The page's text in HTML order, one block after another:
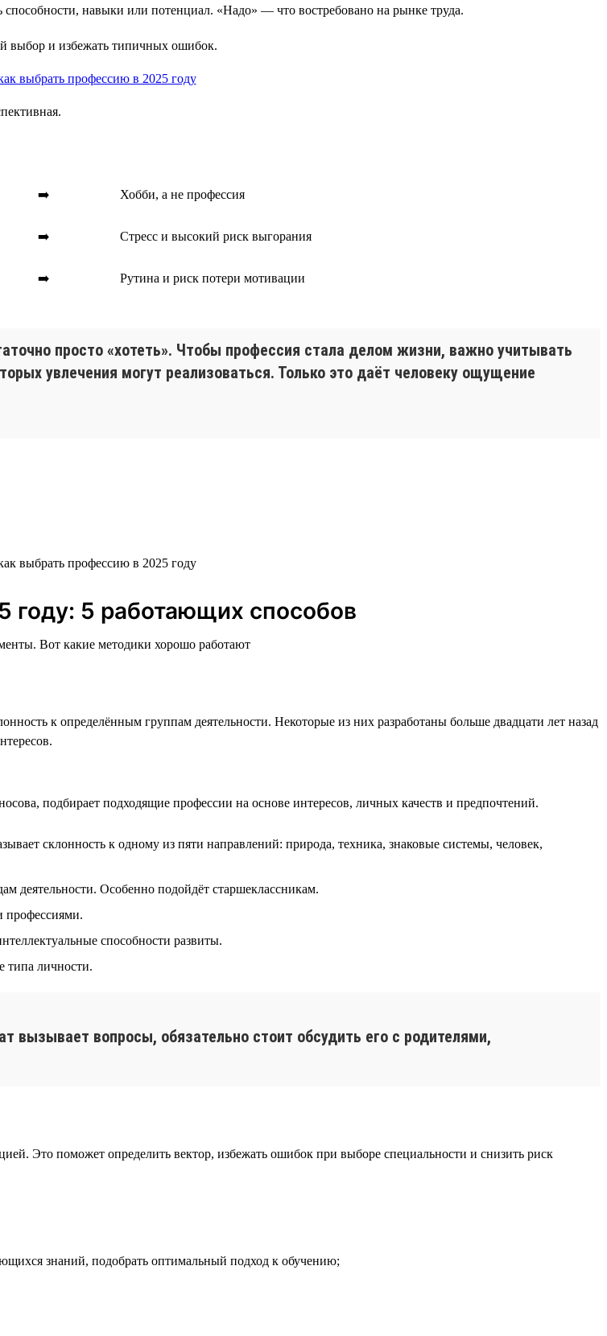
навыки или потенциал. «Надо» — что востребовано на рынке труда.
выбор и избежать типичных ошибок.
➡️ Хобби, а не профессия
➡️ Стресс и высокий риск выгорания
➡️ Рутина и риск потери мотивации
просто «хотеть». Чтобы профессия стала делом жизни, важно учитывать
увлечения могут реализоваться. Только это даёт человеку ощущение
5 работающих способов
Вот какие методики хорошо работают
к определённым группам деятельности. Некоторые из них разработаны больше двадцати лет назад
подбирает подходящие профессии на основе интересов, личных качеств и предпочтений.
склонность к одному из пяти направлений: природа, техника, знаковые системы, человек,
деятельности. Особенно подойдёт старшеклассникам.
профессиями.
способности развиты.
типа личности.
вызывает вопросы, обязательно стоит обсудить его с родителями,
Это поможет определить вектор, избежать ошибок при выборе специальности и снизить риск
знаний, подобрать оптимальный подход к обучению;